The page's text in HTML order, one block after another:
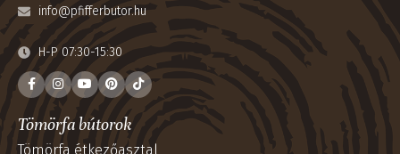
info@pfifferbutor.hu
H-P 07:30-15:30
Tömörfa bútorok
Tömörfa étkezőasztal